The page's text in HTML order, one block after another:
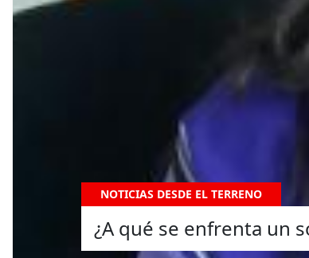
NOTICIAS DESDE EL TERRENO
¿A qué se enfrenta un